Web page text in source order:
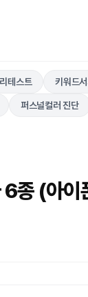
테스트 키워드
퍼스널컬러 진단
종 (아이